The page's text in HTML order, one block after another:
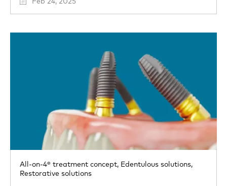
All-on-4® treatment concept, Edentulous solutions,
Restorative solutions